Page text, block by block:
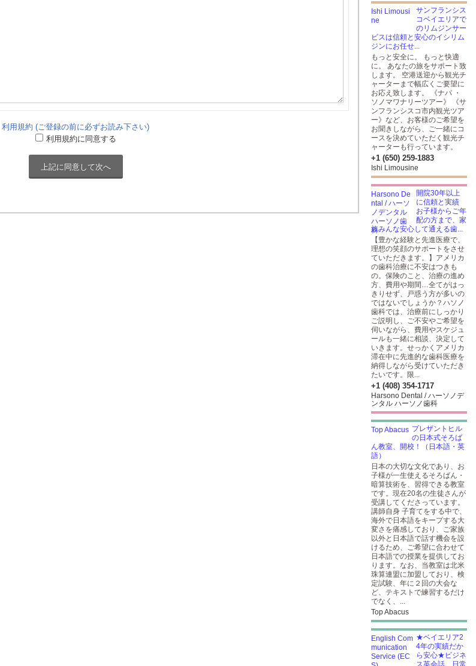
利用規約 (ご登録の前に必ずお読み下さい)
利用規約に同意する
サンフランシス
コベイエリアで
のリムジンサー
ビスは信頼と安心のイシリム
ジンにお任せ...
もっと安全に。 もっと快適
に。 あなたの旅をサポート致
します。 空港送迎から観光チ
ャーターまで幅広くご要望に
お応え致します。 《ナパ ・
ソノマワナリーツアー》 《サ
ンフランシスコ市内観光ツア
ー》など、お客様のご希望を
お聞きしながら、ご一緒にコ
ースを決めていただく観光チ
ャーターも行っています。
+1 (650) 259-1883
Ishi Limousine
開院30年以上
に信頼と実績
お子様からご年
配の方まで、家
族みんな安心して通える歯...
【豊かな経験と先進医療で、
理想の笑顔のサポートをさせ
ていただきます。】アメリカ
の歯科治療に不安はつきも
の。保険のこと、治療の進め
方、費用や期間…全てがはっ
きりせず、戸惑う方が多いの
ではないでしょうか？ハソノ
歯科では、治療前にしっかり
ご説明し、ご不安やご希望を
伺いながら、費用やスケジュ
ールも一緒に相談、決定して
いきます。せっかくアメリカ
滞在中に先進的な歯科医療を
納得しながら受けていただき
たいです。限...
+1 (408) 354-1717
Harsono Dental / ハーソノデ
ンタル ハーソノ歯科
プレザントヒル
の日本式そろば
ん教室、開校！（日本語・英
語）
日本の大切な文化であり、お
子様が一生使えるそろばん・
暗算技術を、習得できる教室
です。現在20名の生徒さんが
受講してくださっています。
講師自身 子育てをする中で、
海外で日本語をキープする大
変さを痛感しており、ご家族
以外と日本語で話す機会を設
けるため、ご希望に合わせて
日本語での授業を提供してお
ります。なお、当教室は北米
珠算連盟に加盟しており、検
定試験、年に２回の大会な
ど、テキストで練習するだけ
でなく、...
Top Abacus
★ベイエリア2
4年の実績だか
ら安心★ビジネ
ス英会話、日常